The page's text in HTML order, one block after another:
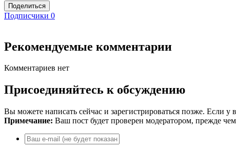
Поделиться
Подписчики 0
Рекомендуемые комментарии
Комментариев нет
Присоединяйтесь к обсуждению
Вы можете написать сейчас и зарегистрироваться позже. Если у
Примечание: Ваш пост будет проверен модератором, прежде